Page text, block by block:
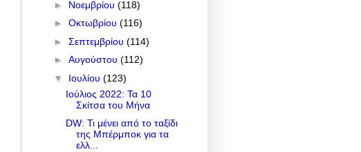
► Νοεμβρίου (118)
► Οκτωβρίου (116)
► Σεπτεμβρίου (114)
► Αυγούστου (112)
▼ Ιουλίου (123)
Ιούλιος 2022: Τα 10
Σκίτσα του Μήνα
DW: Τι μένει από το ταξίδι
της Μπέρμποκ για τα
ελλ...